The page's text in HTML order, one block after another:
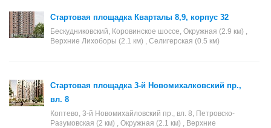
Стартовая площадка Кварталы 8,9, корпус 32
Бескудниковский, Коровинское шоссе, Окружная (2.9 км) ,
Верхние Лихоборы (2.1 км) , Селигерская (0.5 км)
Стартовая площадка 3-й Новомихалковский пр.,
вл. 8
Коптево, 3-й Новомихайловский пр., вл. 8, Петровско-
Разумовская (2 км) , Окружная (2.1 км) , Верхние